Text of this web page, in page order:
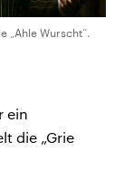
„Ahle Wurscht“.
ein
die „Grie